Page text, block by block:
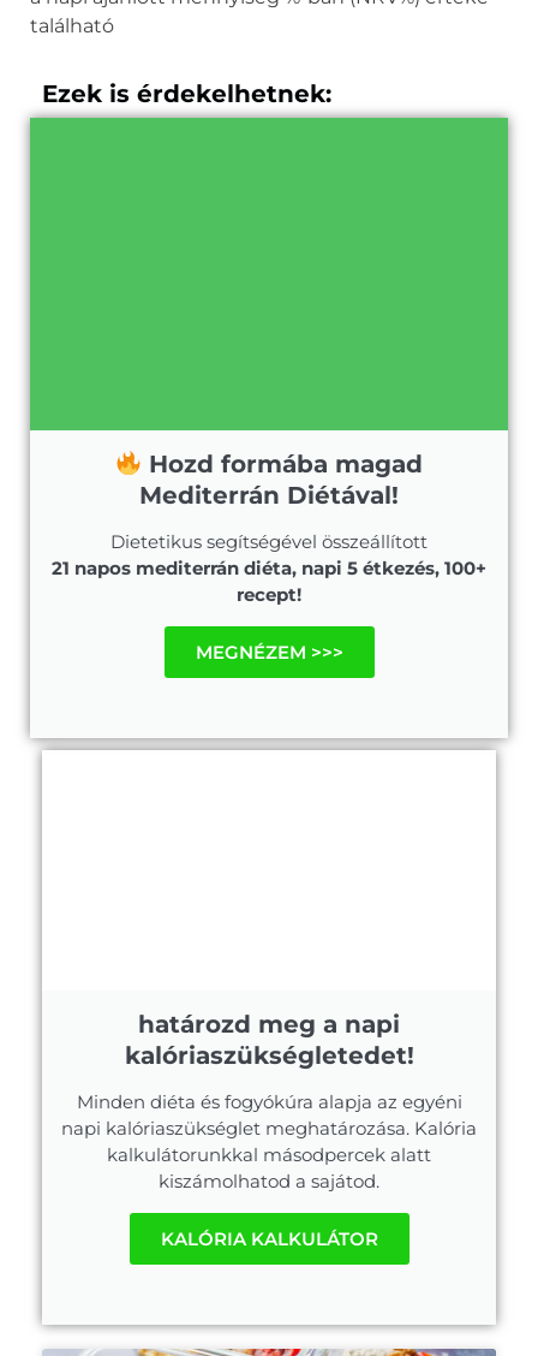
található
Ezek is érdekelhetnek:
Hozd formába magad
Mediterrán Diétával!
Dietetikus segítségével összeállított
21 napos mediterrán diéta, napi 5 étkezés, 100+
recept!
MEGNÉZEM >>>
határozd meg a napi
kalóriaszükségletedet!
Minden diéta és fogyókúra alapja az egyéni
napi kalóriaszükséglet meghatározása. Kalória
kalkulátorunkkal másodpercek alatt
kiszámolhatod a sajátod.
KALÓRIA KALKULÁTOR